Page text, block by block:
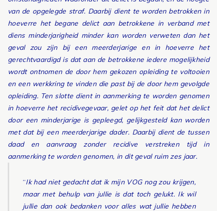
van de opgelegde straf. Daarbij dient te worden betrokken in
hoeverre het begane delict aan betrokkene in verband met
diens minderjarigheid minder kan worden verweten dan het
geval zou zijn bij een meerderjarige en in hoeverre het
gerechtvaardigd is dat aan de betrokkene iedere mogelijkheid
wordt ontnomen de door hem gekozen opleiding te voltooien
en een werkkring te vinden die past bij de door hem gevolgde
opleiding. Ten slotte dient in aanmerking te worden genomen
in hoeverre het recidivegevaar, gelet op het feit dat het delict
door een minderjarige is gepleegd, gelijkgesteld kan worden
met dat bij een meerderjarige dader. Daarbij dient de tussen
daad en aanvraag zonder recidive verstreken tijd in
aanmerking te worden genomen, in dit geval ruim zes jaar.
“Ik had niet gedacht dat ik mijn VOG nog zou krijgen,
maar met behulp van jullie is dat toch gelukt. Ik wil
jullie dan ook bedanken voor alles wat jullie hebben